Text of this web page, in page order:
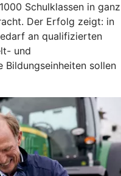
Schulklassen in ganz
Der Erfolg zeigt: in
an qualifizierten
und
Bildungseinheiten sollen